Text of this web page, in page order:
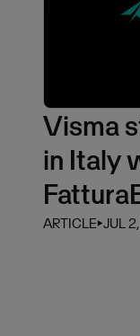
Visma
in Italy
ARTICLE⏵JUL